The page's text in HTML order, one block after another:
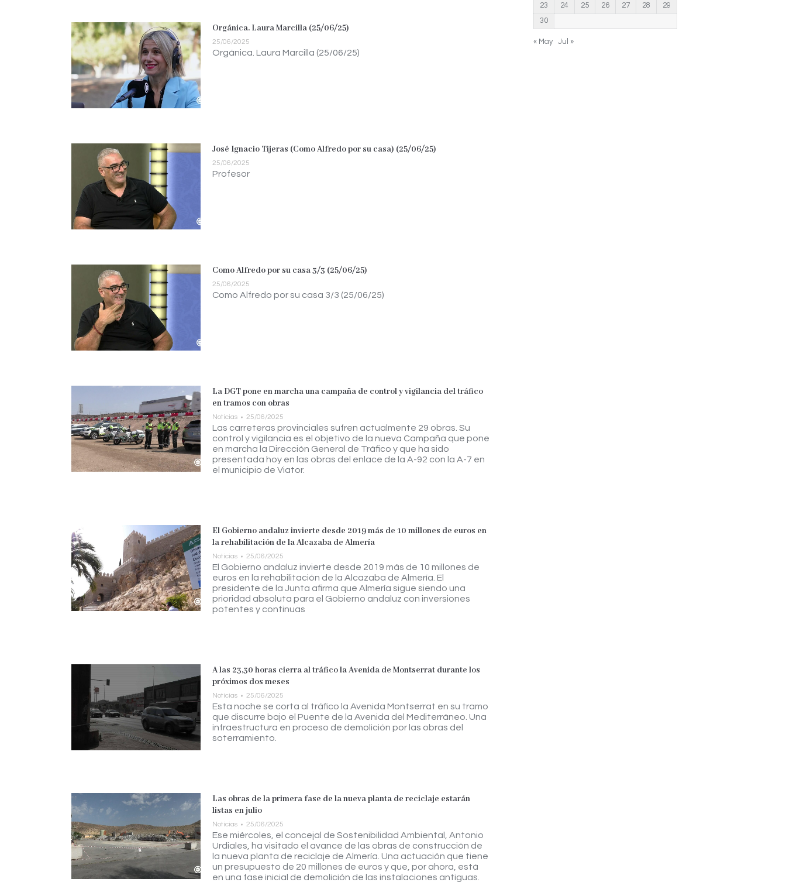
Orgánica. Laura Marcilla (25/06/25)
25/06/2025
Orgánica. Laura Marcilla (25/06/25)
José Ignacio Tijeras (Como Alfredo por su casa) (25/06/25)
25/06/2025
Profesor
Como Alfredo por su casa 3/3 (25/06/25)
25/06/2025
Como Alfredo por su casa 3/3 (25/06/25)
La DGT pone en marcha una campaña de control y vigilancia del tráfico
en tramos con obras
Noticias 25/06/2025
Las carreteras provinciales sufren actualmente 29 obras. Su
control y vigilancia es el objetivo de la nueva Campaña que pone
en marcha la Dirección General de Tráfico y que ha sido
presentada hoy en las obras del enlace de la A-92 con la A-7 en
el municipio de Viator.
El Gobierno andaluz invierte desde 2019 más de 10 millones de euros en
la rehabilitación de la Alcazaba de Almería
Noticias 25/06/2025
El Gobierno andaluz invierte desde 2019 más de 10 millones de
euros en la rehabilitación de la Alcazaba de Almería. El
presidente de la Junta afirma que Almería sigue siendo una
prioridad absoluta para el Gobierno andaluz con inversiones
potentes y continuas
A las 23,30 horas cierra al tráfico la Avenida de Montserrat durante los
próximos dos meses
Noticias 25/06/2025
Esta noche se corta al tráfico la Avenida Montserrat en su tramo
que discurre bajo el Puente de la Avenida del Mediterráneo. Una
infraestructura en proceso de demolición por las obras del
soterramiento.
Las obras de la primera fase de la nueva planta de reciclaje estarán
listas en julio
Noticias 25/06/2025
Ese miércoles, el concejal de Sostenibilidad Ambiental, Antonio
Urdiales, ha visitado el avance de las obras de construcción de
la nueva planta de reciclaje de Almería. Una actuación que tiene
un presupuesto de 20 millones de euros y que, por ahora, está
en una fase inicial de demolición de las instalaciones antiguas.
23
24 25 26 27 28
29
30
« May Jul »